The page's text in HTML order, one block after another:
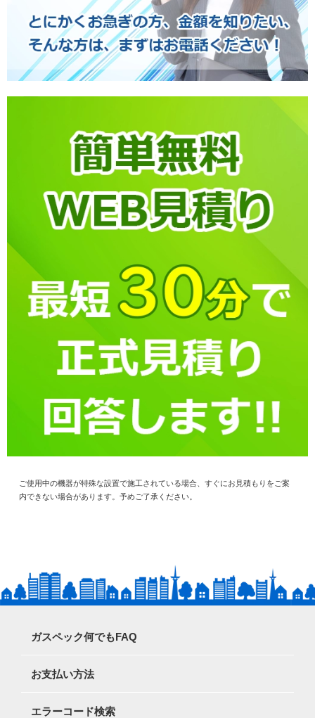
ご使用中の機器が特殊な設置で施工されている場合、すぐにお見積もりをご案
内できない場合があります。予めご了承ください。
ガスペック何でもFAQ
お支払い方法
エラーコード検索